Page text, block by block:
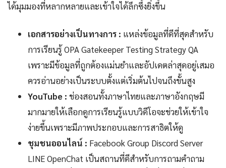
ได้มุมมองที่หลากหลายและเข้าใจได้ลึกซึ้งยิ่งขึ้น
เอกสารอย่างเป็นทางการ : แหล่งข้อมูลที่ดีที่สุดสำหรับ
การเรียนรู้ OPA Gatekeeper Testing Strategy QA
เพราะมีข้อมูลที่ถูกต้องแม่นยำและอัปเดตล่าสุดอยู่เสมอ
ควรอ่านอย่างเป็นระบบตั้งแต่เริ่มต้นไปจนถึงขั้นสูง
YouTube : ช่องสอนทั้งภาษาไทยและภาษาอังกฤษมี
มากมายให้เลือกดูการเรียนรู้แบบวิดีโอจะช่วยให้เข้าใจ
ง่ายขึ้นเพราะมีภาพประกอบและการสาธิตให้ดู
ชุมชนออนไลน์ : Facebook Group Discord Server
LINE OpenChat เป็นสถานที่ดีสำหรับการถามคำถาม